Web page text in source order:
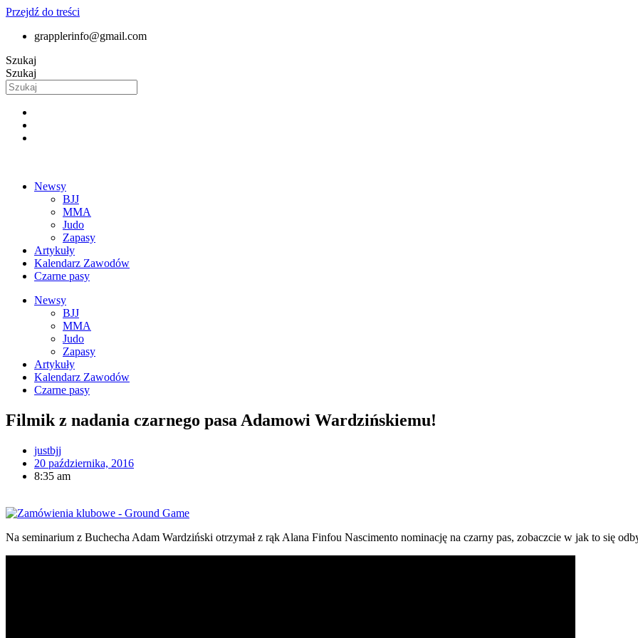
Przejdź do treści
grapplerinfo@gmail.com
Szukaj
Szukaj
Newsy
BJJ
MMA
Judo
Zapasy
Artykuły
Kalendarz Zawodów
Czarne pasy
Newsy
BJJ
MMA
Judo
Zapasy
Artykuły
Kalendarz Zawodów
Czarne pasy
Filmik z nadania czarnego pasa Adamowi Wardzińskiemu!
justbjj
20 października, 2016
8:35 am
Na seminarium z Buchecha Adam Wardziński otrzymał z rąk Alana Finfou Nascimento nominację na czarny pas, zobaczcie w jak to się